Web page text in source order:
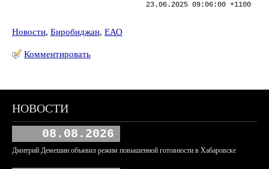
23.06.2025 09:06:00 +1100
Новости, Биробиджан, ЕАО
Комментировать
НОВОСТИ
08.08.2026
Дмитрий Демешин объявил режим повышенной готовности в Хабаровске